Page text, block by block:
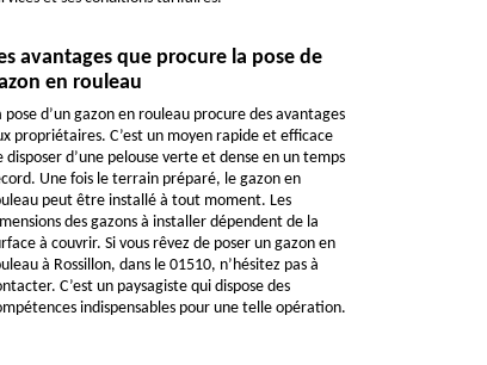
avantages que procure la pose de
en rouleau
pose d’un gazon en rouleau procure des avantages
propriétaires. C’est un moyen rapide et efficace
disposer d’une pelouse verte et dense en un temps
Une fois le terrain préparé, le gazon en
peut être installé à tout moment. Les
des gazons à installer dépendent de la
à couvrir. Si vous rêvez de poser un gazon en
à Rossillon, dans le 01510, n’hésitez pas à
C’est un paysagiste qui dispose des
indispensables pour une telle opération.